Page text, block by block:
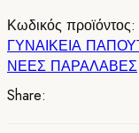
Black/
ΜαυροT
2958
Κωδικός προϊόντος:
ΓΥΝΑΙΚΕΙΑ
ΝΕΕΣ ΠΑΡΑΛΑΒΕΣ
Share: